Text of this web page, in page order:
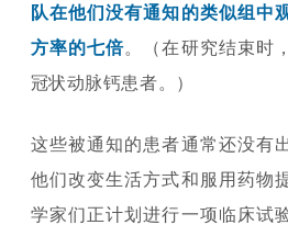
队在他们没有通知的类似组中
方率的七倍。（在研究结束时
冠状动脉钙患者。）
这些被通知的患者通常还没有
他们改变生活方式和服用药物
学家们正计划进行一项临床试